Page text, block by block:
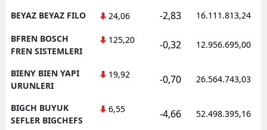
BEYAZ BEYAZ FILO 24,06 -2,83 16.111.813,24
BFREN BOSCH
FREN SISTEMLERI
125,20 -0,32 12.956.695,00
BIENY BIEN YAPI
URUNLERI
19,92 -0,70 26.564.743,03
BIGCH BUYUK
SEFLER BIGCHEFS
6,55 -4,66 52.498.395,16